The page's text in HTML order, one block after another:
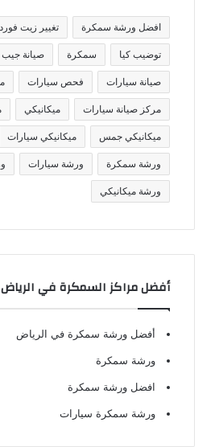
تافضل ورشة سمكرة تغيير زيت فورد
توضيب كيا سمكرة صيانة جيب
صيانة سيارات فحص سيارات
مركز صيانة سيارات ميكانيكي
ميكانيكي جمس ميكانيكي سيارات
ورشة سمكرة ورشة سيارات
ورشة ميكانيكي
أفضل مراكز السمكرة في الرياض
أفضل ورشة سمكرة في الرياض
ورشة سمكرة
افضل ورشة سمكرة
ورشة سمكرة سيارات